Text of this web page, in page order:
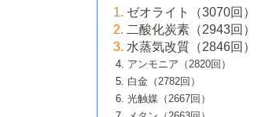
大学：オンライン・対面開催）
6号 メタン転換技術の最新動向
B号 第125回触媒討論会（2020年・工学
院大学）
5号 固体触媒による含窒素有機化合物変
換の最前線
6号 貴金属使用量低減に向けた自動車排
ガス浄化触媒の開発
B号 第123回触媒討論会（2019年・大阪
B号 第121回触媒討論会（2018年・東京
大学）
5号 水素のふるまいを解き明かす最先端
研究
6号 低級アルカンの有効利用のための触
媒技術
B号 第119回触媒討論会（2017年・首都
媒技術
3号 触媒研究の最先端～とびたて若き研究
者たち～（1）
4号 触媒研究の最先端～とびたて若き研究
者たち～（2）
5号 触媒研究の最先端～とびたて若き研究
2号 石油精製用触媒の最近の進展
3号 固体酸化物形燃料電池（SOFC）におけ
るアノード触媒上での燃料直接改質技術
4号 コアシェル構造の制御による触媒機能
5号 工業触媒およびその周辺技術の最近の
2号 光触媒反応機構に関する最新の研究動
向
開発動向
4号 人工光合成に向けた近年のアプローチ
1号 高耐久性燃料電池システム用触媒にお
ける新展開
2号 リビングラジカル重合の最近の動向
3号 天然ガスの化学工業的展開に関する触
媒技術
▼54巻（2012年）
1号 規則性多孔体の利用技術における最近
の進歩
2号 第109回触媒討論会
3号 貴金属低減技術の最新動向
▼53巻（2011年）
1号 金属学から見る合金触媒の新展開
2号 第107回触媒討論会
3号 触媒のその場観察法の進歩（１）
▼52巻（2010年）
1号 触媒の劣化対策と長寿命触媒開発
2号 第105回触媒討論会
1号 炭素材料－熱い注目を集める材料－
▼50巻（2008年）
ゼオライト（3070回）
二酸化炭素（2943回）
水蒸気改質（2846回）
アンモニア（2820回）
白金（2782回）
光触媒（2667回）